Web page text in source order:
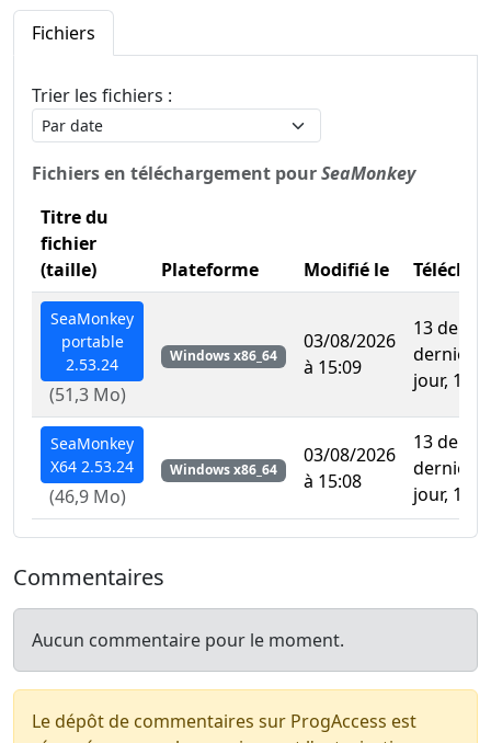
Fichiers
Trier les fichiers :
Fichiers en téléchargement pourSeaMonkey
Titre du
fichier
(taille)
Plateforme Modifié le
SeaMonkey
portable
2.53.24
(51,3 Mo)
Windows x86_64
03/08/2026
à 15:09
13
dernière
jour,
SeaMonkey
X64 2.53.24
(46,9 Mo)
Windows x86_64
03/08/2026
à 15:08
13
dernière
jour,
Commentaires
Aucun commentaire pour le moment.
Le dépôt de commentaires sur ProgAccess est